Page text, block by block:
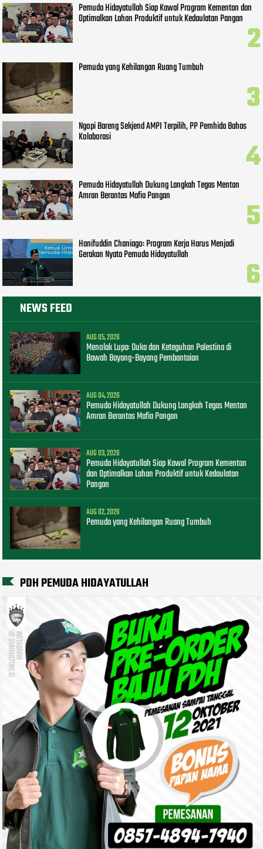
Pemuda Hidayatullah Siap Kawal Program Kementan dan
Optimalkan Lahan Produktif untuk Kedaulatan Pangan
Pemuda yang Kehilangan Ruang Tumbuh
Ngopi Bareng Sekjend AMPI Terpilih, PP Pemhida Bahas
Kolaborasi
Pemuda Hidayatullah Dukung Langkah Tegas Mentan
Amran Berantas Mafia Pangan
Hanifuddin Chaniago: Program Kerja Harus Menjadi
Gerakan Nyata Pemuda Hidayatullah
NEWS FEED
AUG 05, 2026
Menolak Lupa: Duka dan Keteguhan Palestina di
Bawah Bayang-Bayang Pembantaian
AUG 04, 2026
Pemuda Hidayatullah Dukung Langkah Tegas Mentan
Amran Berantas Mafia Pangan
AUG 03, 2026
Pemuda Hidayatullah Siap Kawal Program Kementan
dan Optimalkan Lahan Produktif untuk Kedaulatan
Pangan
AUG 02, 2026
Pemuda yang Kehilangan Ruang Tumbuh
PDH PEMUDA HIDAYATULLAH